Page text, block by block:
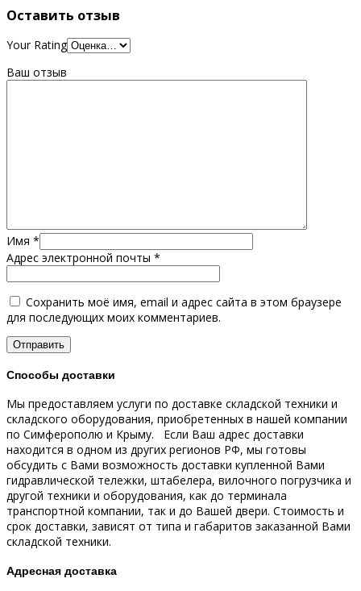
Оставить отзыв
Your Rating
Ваш отзыв
Имя *
Адрес электронной почты *
Сохранить моё имя, email и адрес сайта в этом браузере
для последующих моих комментариев.
Способы доставки
Мы предоставляем услуги по доставке складской техники и
складского оборудования, приобретенных в нашей компании
по Симферополю и Крыму.
Если Ваш адрес доставки
находится в одном из других регионов РФ, мы готовы
обсудить с Вами возможность доставки купленной Вами
гидравлической тележки, штабелера, вилочного погрузчика и
другой техники и оборудования, как до терминала
транспортной компании, так и до Вашей двери. Стоимость и
срок доставки, зависят от типа и габаритов заказанной Вами
складской техники.
Адресная доставка